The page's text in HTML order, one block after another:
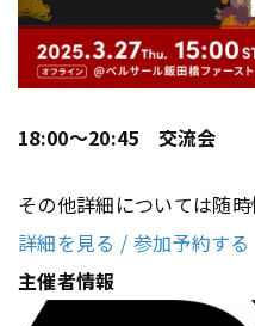
18:00～20:45 交流会
その他詳細については随時
詳細を見る / 参加予約する
主催者情報